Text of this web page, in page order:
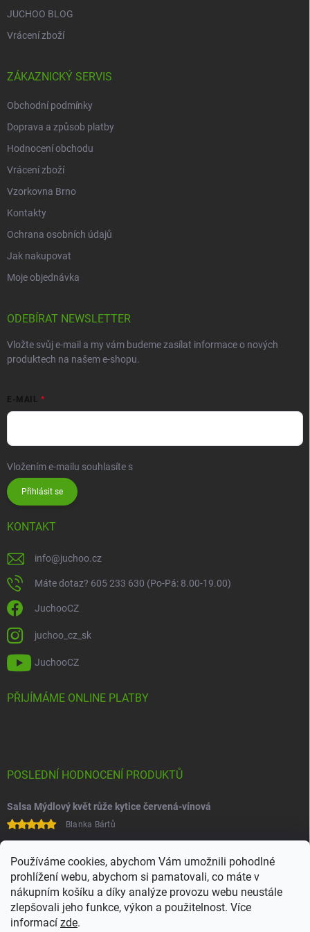
Používáme cookies, abychom Vám umožnili pohodlné
prohlížení webu, abychom si pamatovali, co máte v
nákupním košíku a díky analýze provozu webu neustále
zlepšovali jeho funkce, výkon a použitelnost. Více
informací zde.
JUCHOO BLOG
Vrácení zboží
ZÁKAZNICKÝ SERVIS
Obchodní podmínky
Doprava a způsob platby
Hodnocení obchodu
Vrácení zboží
Vzorkovna Brno
Kontakty
Ochrana osobních údajů
Jak nakupovat
Moje objednávka
ODEBÍRAT NEWSLETTER
Vložte svůj e-mail a my vám budeme zasílat informace o nových
produktech na našem e-shopu.
E-MAIL
Vložením e-mailu souhlasíte s
Přihlásit se
KONTAKT
info@juchoo.cz
Máte dotaz? 605 233 630 (Po-Pá: 8.00-19.00)
JuchooCZ
juchoo_cz_sk
JuchooCZ
PŘIJÍMÁME ONLINE PLATBY
POSLEDNÍ HODNOCENÍ PRODUKTŮ
Salsa Mýdlový květ růže kytice červená-vínová
Blanka Bártů